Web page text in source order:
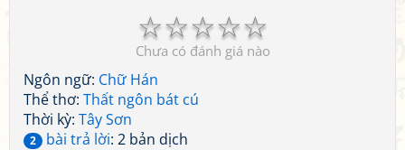
☆
☆
☆
☆
☆
Chưa có đánh giá nào
Ngôn ngữ: Chữ Hán
Thể thơ: Thất ngôn bát cú
Thời kỳ: Tây Sơn
2 bài trả lời: 2 bản dịch